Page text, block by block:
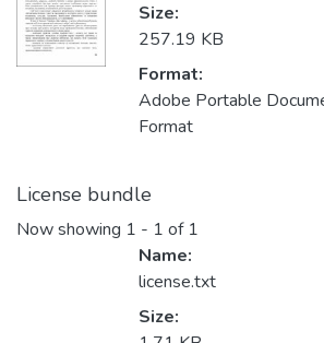
Size:
257.19 KB
Format:
Adobe Portable
Format
License bundle
Now showing 1 - 1 of 1
Name:
license.txt
Size: